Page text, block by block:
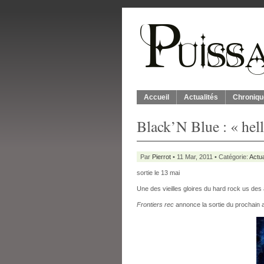
Accueil Actualités
Black’N Blue : «
Par Pierrot • 11 Mar, 2011 • Catégorie:
sortie le 13 mai
Une des vieilles gloires du hard rock us des
Frontiers rec annonce la sortie du prochain